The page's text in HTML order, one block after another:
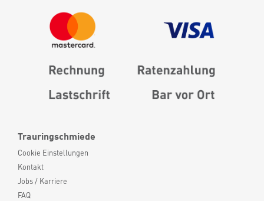
Trauringschmiede
Cookie Einstellungen
Kontakt
Jobs / Karriere
FAQ